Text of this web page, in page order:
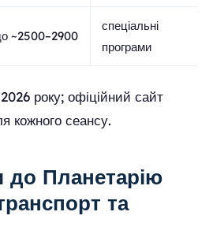
~2500–2900
спеціальні
програми
року; офіційний сайт
кожного сеансу.
до Планетарію
та